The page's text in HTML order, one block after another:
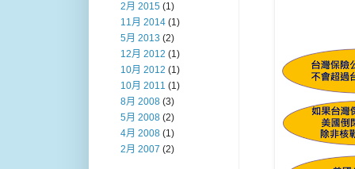
2月 2015 (1)
11月 2014 (1)
5月 2013 (2)
12月 2012 (1)
10月 2012 (1)
10月 2011 (1)
8月 2008 (3)
5月 2008 (2)
4月 2008 (1)
2月 2007 (2)